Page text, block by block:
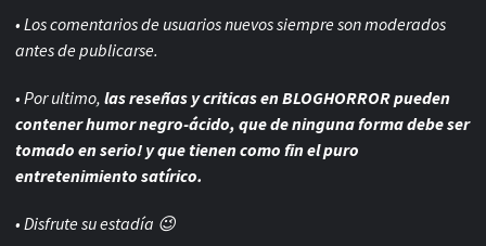
• Los comentarios de usuarios nuevos siempre son moderados
antes de publicarse.
• Por ultimo, las reseñas y criticas en BLOGHORROR pueden
contener humor negro-ácido, que de ninguna forma debe ser
tomado en serio! y que tienen como fin el puro
entretenimiento satírico.
• Disfrute su estadía 😉